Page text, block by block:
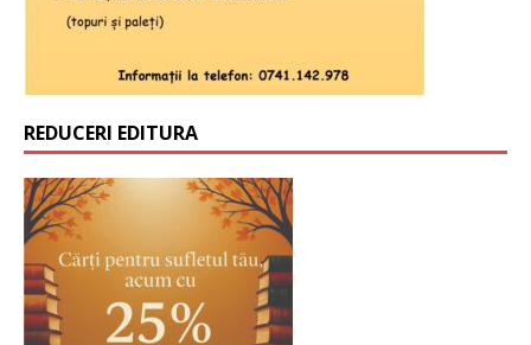
REDUCERI EDITURA